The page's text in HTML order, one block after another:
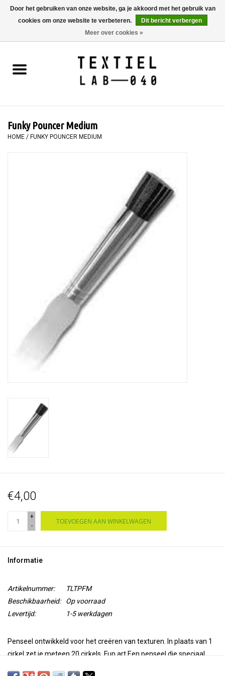
0 Artikelen - €0,00
BOEKEN
SCHILDEREN
Funky Pouncer Medium
HOME / FUNKY POUNCER MEDIUM
€4,00
+
-
TOEVOEGEN AAN WINKELWAGEN
Informatie
Artikelnummer:
TLTPFM
Beschikbaarheid:
Op voorraad
Levertijd:
1-5 werkdagen
Penseel ontwikkeld voor het creëren van texturen. In plaats van 1
cirkel zet je meteen 20 cirkels. Fun art.Een penseel die speciaal
Door het gebruiken van onze website, ga je akkoord met het gebruik van
cookies om onze website te verbeteren.
Dit bericht verbergen
Meer over cookies »